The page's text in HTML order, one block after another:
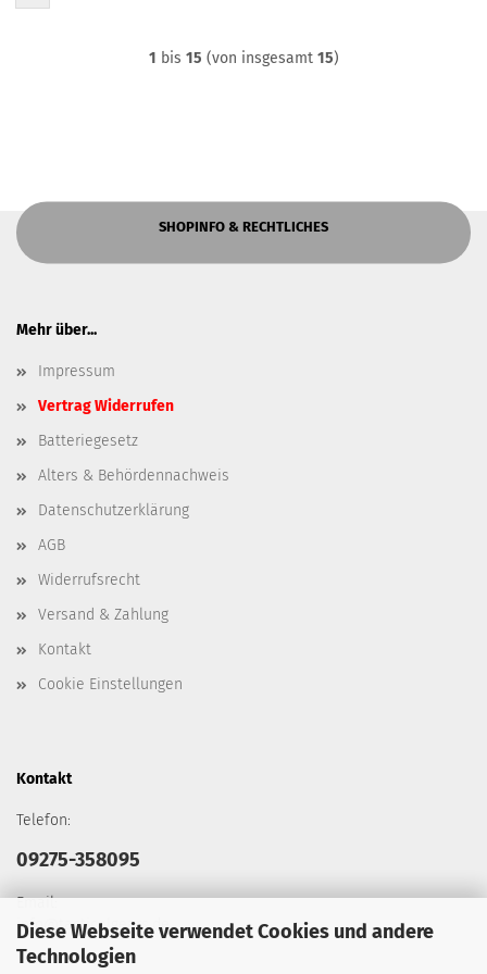
Diese Webseite verwendet Cookies und andere
Technologien
1 bis 15 (von insgesamt 15)
SHOPINFO & RECHTLICHES
Mehr über...
Impressum
Vertrag Widerrufen
Batteriegesetz
Alters & Behördennachweis
Datenschutzerklärung
AGB
Widerrufsrecht
Versand & Zahlung
Kontakt
Cookie Einstellungen
Kontakt
Telefon:
09275-358095
Email:
info@tacticalgears.de